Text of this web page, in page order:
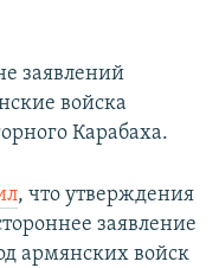
заявлений
войска
Карабаха.
, что утверждения
заявление
армянских войск